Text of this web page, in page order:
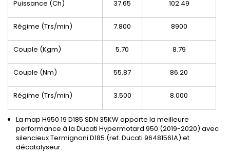
Puissance (Ch) 37.65 102.49
Régime (Trs/min) 7.800 8900
Couple (Kgm) 5.70 8.79
Couple (Nm) 55.87 86.20
Régime (Trs/min) 3.500 8.000
La map H950 19 D185 SDN 35KW apporte la meilleure
performance à la Ducati Hypermotard 950 (2019-2020) avec
silencieux Termignoni D185 (ref. Ducati 96481561A) et
décatalyseur.